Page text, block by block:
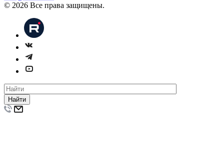
© 2026 Все права защищены.
Найти